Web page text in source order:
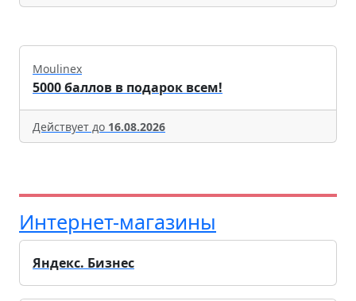
Moulinex
5000 баллов в подарок всем!
Действует до 16.08.2026
Интернет-магазины
Яндекс. Бизнес